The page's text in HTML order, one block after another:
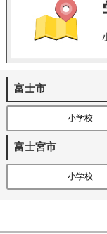
富士市
小学校
富士宮市
小学校